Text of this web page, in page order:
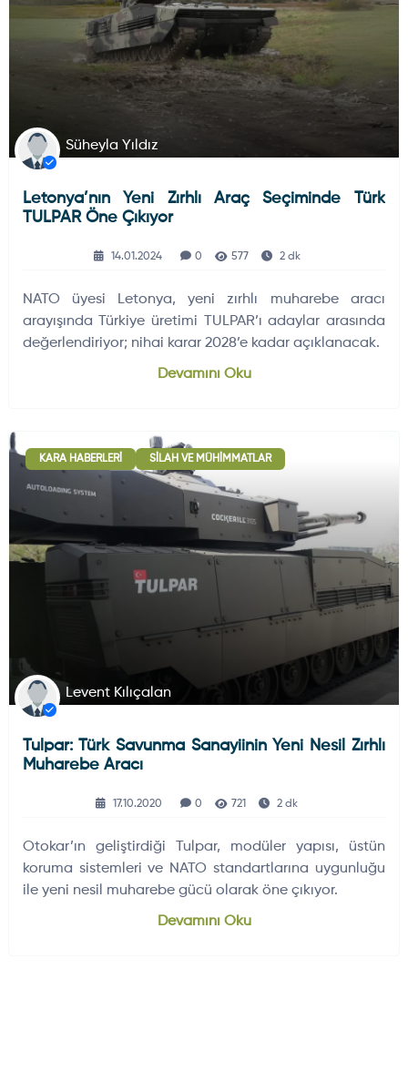
Süheyla Yıldız
Letonya’nın Yeni Zırhlı Araç Seçiminde Türk
TULPAR Öne Çıkıyor
14.01.2024 0 577 2 dk
NATO üyesi Letonya, yeni zırhlı muharebe aracı
arayışında Türkiye üretimi TULPAR’ı adaylar arasında
değerlendiriyor; nihai karar 2028’e kadar açıklanacak.
Devamını Oku
KARA HABERLERI SILAH VE MÜHIMMATLAR
Levent Kılıçalan
Tulpar: Türk Savunma Sanayiinin Yeni Nesil Zırhlı
Muharebe Aracı
17.10.2020 0 721 2 dk
Otokar’ın geliştirdiği Tulpar, modüler yapısı, üstün
koruma sistemleri ve NATO standartlarına uygunluğu
ile yeni nesil muharebe gücü olarak öne çıkıyor.
Devamını Oku